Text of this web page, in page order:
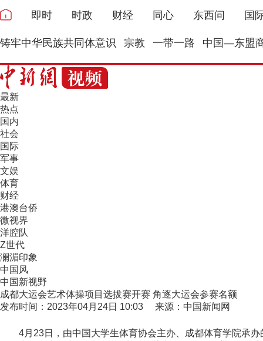
即时 时政 财经 同心 东西问 国
铸牢中华民族共同体意识 宗教 一带一路 中国—东盟
最新
热点
国内
社会
国际
军事
文娱
体育
财经
港澳台侨
微视界
洋腔队
Z世代
澜湄印象
中国风
中国新视野
成都大运会艺术体操项目选拔赛开赛 角逐大运会参赛名额
发布时间：2023年04月24日 10:03 来源：中国新闻网
4月23日，由中国大学生体育协会主办、成都体育学院承办